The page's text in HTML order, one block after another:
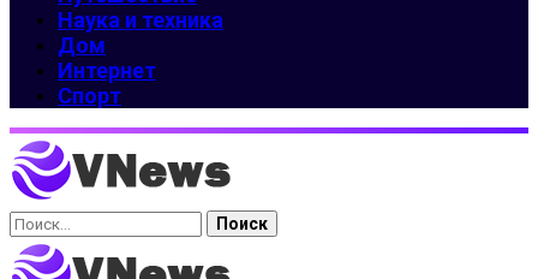
Наука и техника
Дом
Интернет
Спорт
Найти: